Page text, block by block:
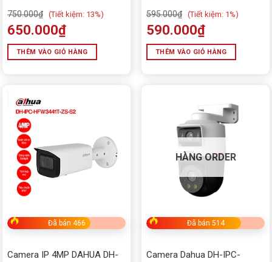
750.000₫ (Tiết kiệm: 13%)
650.000₫
THÊM VÀO GIỎ HÀNG
595.000₫ (Tiết kiệm: 1%)
590.000₫
THÊM VÀO GIỎ HÀNG
Đã bán 466
Camera IP 4MP DAHUA DH-
HÀNG ORDER
Đã bán 514
Camera Dahua DH-IPC-